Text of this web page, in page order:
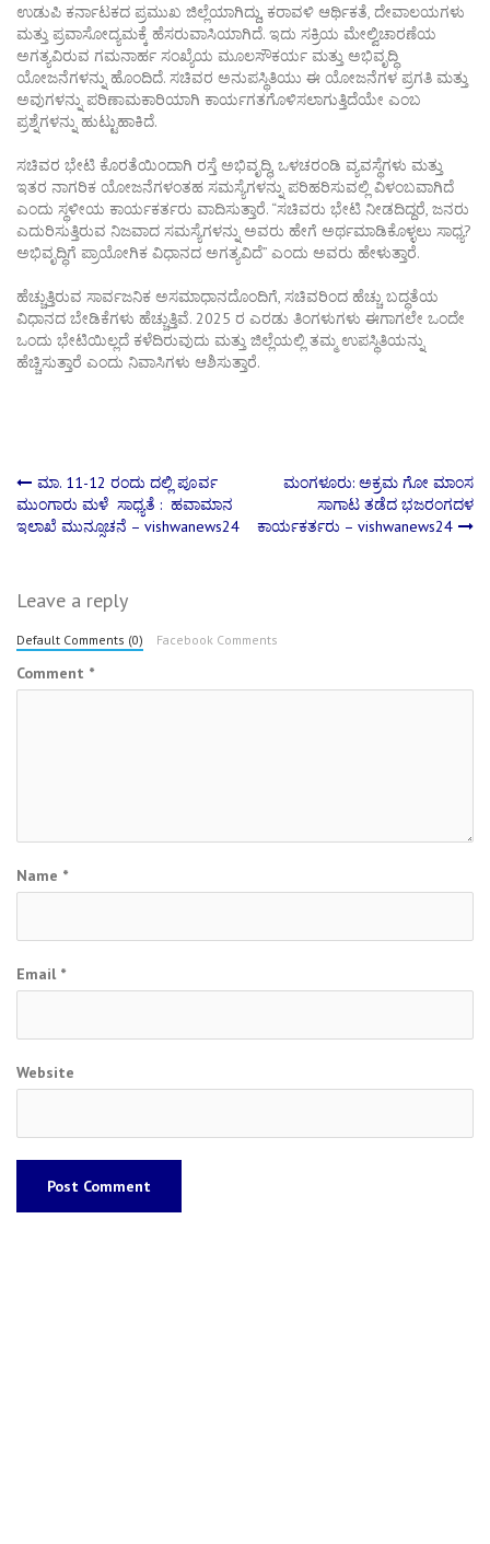
ಉಡುಪಿ ಕರ್ನಾಟಕದ ಪ್ರಮುಖ ಜಿಲ್ಲೆಯಾಗಿದ್ದು, ಕರಾವಳಿ ಆರ್ಥಿಕತೆ, ದೇವಾಲಯಗಳು
ಮತ್ತು ಪ್ರವಾಸೋದ್ಯಮಕ್ಕೆ ಹೆಸರುವಾಸಿಯಾಗಿದೆ. ಇದು ಸಕ್ರಿಯ ಮೇಲ್ವಿಚಾರಣೆಯ
ಅಗತ್ಯವಿರುವ ಗಮನಾರ್ಹ ಸಂಖ್ಯೆಯ ಮೂಲಸೌಕರ್ಯ ಮತ್ತು ಅಭಿವೃದ್ಧಿ
ಯೋಜನೆಗಳನ್ನು ಹೊಂದಿದೆ. ಸಚಿವರ ಅನುಪಸ್ಥಿತಿಯು ಈ ಯೋಜನೆಗಳ ಪ್ರಗತಿ ಮತ್ತು
ಅವುಗಳನ್ನು ಪರಿಣಾಮಕಾರಿಯಾಗಿ ಕಾರ್ಯಗತಗೊಳಿಸಲಾಗುತ್ತಿದೆಯೇ ಎಂಬ
ಪ್ರಶ್ನೆಗಳನ್ನು ಹುಟ್ಟುಹಾಕಿದೆ.
ಸಚಿವರ ಭೇಟಿ ಕೊರತೆಯಿಂದಾಗಿ ರಸ್ತೆ ಅಭಿವೃದ್ಧಿ, ಒಳಚರಂಡಿ ವ್ಯವಸ್ಥೆಗಳು ಮತ್ತು
ಇತರ ನಾಗರಿಕ ಯೋಜನೆಗಳಂತಹ ಸಮಸ್ಯೆಗಳನ್ನು ಪರಿಹರಿಸುವಲ್ಲಿ ವಿಳಂಬವಾಗಿದೆ
ಎಂದು ಸ್ಥಳೀಯ ಕಾರ್ಯಕರ್ತರು ವಾದಿಸುತ್ತಾರೆ. “ಸಚಿವರು ಭೇಟಿ ನೀಡದಿದ್ದರೆ, ಜನರು
ಎದುರಿಸುತ್ತಿರುವ ನಿಜವಾದ ಸಮಸ್ಯೆಗಳನ್ನು ಅವರು ಹೇಗೆ ಅರ್ಥಮಾಡಿಕೊಳ್ಳಲು ಸಾಧ್ಯ?
ಅಭಿವೃದ್ಧಿಗೆ ಪ್ರಾಯೋಗಿಕ ವಿಧಾನದ ಅಗತ್ಯವಿದೆ” ಎಂದು ಅವರು ಹೇಳುತ್ತಾರೆ.
ಹೆಚ್ಚುತ್ತಿರುವ ಸಾರ್ವಜನಿಕ ಅಸಮಾಧಾನದೊಂದಿಗೆ, ಸಚಿವರಿಂದ ಹೆಚ್ಚು ಬದ್ಧತೆಯ
ವಿಧಾನದ ಬೇಡಿಕೆಗಳು ಹೆಚ್ಚುತ್ತಿವೆ. 2025 ರ ಎರಡು ತಿಂಗಳುಗಳು ಈಗಾಗಲೇ ಒಂದೇ
ಒಂದು ಭೇಟಿಯಿಲ್ಲದೆ ಕಳೆದಿರುವುದು ಮತ್ತು ಜಿಲ್ಲೆಯಲ್ಲಿ ತಮ್ಮ ಉಪಸ್ಥಿತಿಯನ್ನು
ಹೆಚ್ಚಿಸುತ್ತಾರೆ ಎಂದು ನಿವಾಸಿಗಳು ಆಶಿಸುತ್ತಾರೆ.
Post
navigation
ಮಾ. 11-12 ರಂದು ದಲ್ಲಿ ಪೂರ್ವ
ಮುಂಗಾರು ಮಳೆ ಸಾಧ್ಯತೆ : ಹವಾಮಾನ
ಇಲಾಖೆ ಮುನ್ಸೂಚನೆ – vishwanews24
ಮಂಗಳೂರು: ಅಕ್ರಮ ಗೋ ಮಾಂಸ
ಸಾಗಾಟ ತಡೆದ ಭಜರಂಗದಳ
ಕಾರ್ಯಕರ್ತರು – vishwanews24
Leave a reply
Default Comments (0) Facebook Comments
Comment *
Name *
Email *
Website